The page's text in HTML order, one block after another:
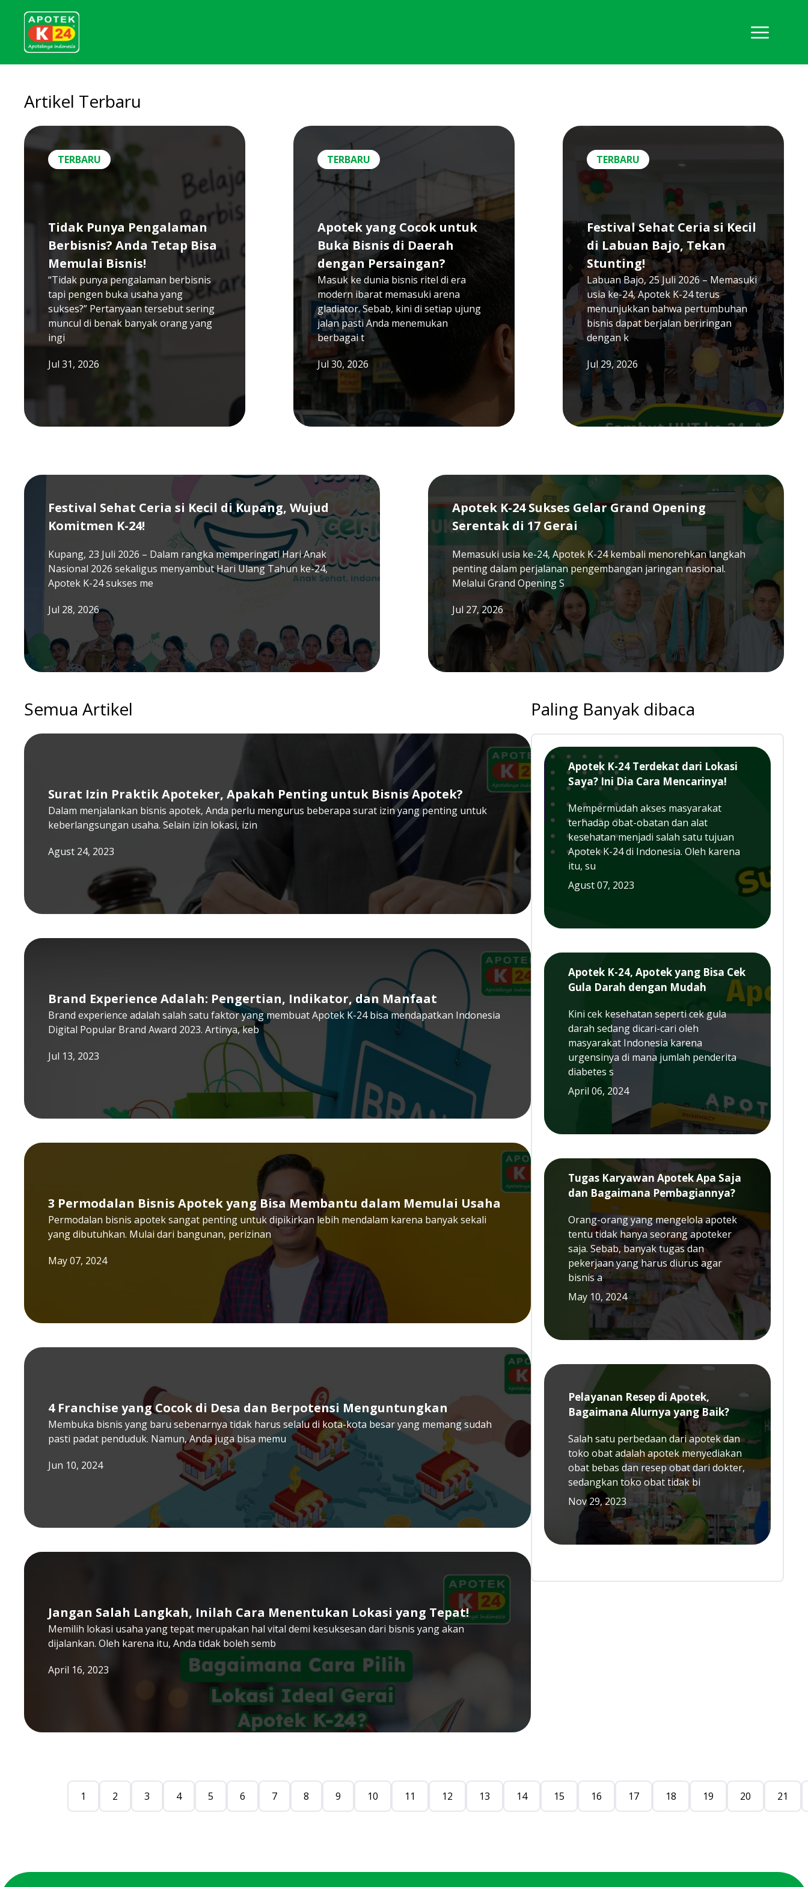
Artikel Terbaru
Tidak Punya Pengalaman
Berbisnis? Anda Tetap Bisa
Memulai Bisnis!
“Tidak punya pengalaman berbisnis
tapi pengen buka usaha yang
sukses?” Pertanyaan tersebut sering
muncul di benak banyak orang yang
ingi
Jul 31, 2026
TERBARU
Apotek yang Cocok untuk
Buka Bisnis di Daerah
dengan Persaingan?
Masuk ke dunia bisnis ritel di era
modern ibarat memasuki arena
gladiator. Sebab, kini di setiap ujung
jalan pasti Anda menemukan
berbagai t
Jul 30, 2026
TERBARU
Festival Sehat Ceria si Kecil
di Labuan Bajo, Tekan
Stunting!
Labuan Bajo, 25 Juli 2026 – Memasuki
usia ke-24, Apotek K-24 terus
menunjukkan bahwa pertumbuhan
bisnis dapat berjalan beriringan
dengan k
Jul 29, 2026
TERBARU
Festival Sehat Ceria si Kecil di Kupang, Wujud
Komitmen K-24!
Kupang, 23 Juli 2026 – Dalam rangka memperingati Hari Anak
Nasional 2026 sekaligus menyambut Hari Ulang Tahun ke-24,
Apotek K-24 sukses me
Jul 28, 2026
Apotek K-24 Sukses Gelar Grand Opening
Serentak di 17 Gerai
Memasuki usia ke-24, Apotek K-24 kembali menorehkan langkah
penting dalam perjalanan pengembangan jaringan nasional.
Melalui Grand Opening S
Jul 27, 2026
Semua Artikel
Surat Izin Praktik Apoteker, Apakah Penting untuk Bisnis Apotek?
Dalam menjalankan bisnis apotek, Anda perlu mengurus beberapa surat izin yang penting untuk
keberlangsungan usaha. Selain izin lokasi, izin
Agust 24, 2023
Brand Experience Adalah: Pengertian, Indikator, dan Manfaat
Brand experience adalah salah satu faktor yang membuat Apotek K-24 bisa mendapatkan Indonesia
Digital Popular Brand Award 2023. Artinya, keb
Jul 13, 2023
3 Permodalan Bisnis Apotek yang Bisa Membantu dalam Memulai Usaha
Permodalan bisnis apotek sangat penting untuk dipikirkan lebih mendalam karena banyak sekali
yang dibutuhkan. Mulai dari bangunan, perizinan
May 07, 2024
4 Franchise yang Cocok di Desa dan Berpotensi Menguntungkan
Membuka bisnis yang baru sebenarnya tidak harus selalu di kota-kota besar yang memang sudah
pasti padat penduduk. Namun, Anda juga bisa memu
Jun 10, 2024
Jangan Salah Langkah, Inilah Cara Menentukan Lokasi yang Tepat!
Memilih lokasi usaha yang tepat merupakan hal vital demi kesuksesan dari bisnis yang akan
dijalankan. Oleh karena itu, Anda tidak boleh semb
April 16, 2023
Paling Banyak dibaca
Apotek K-24 Terdekat dari Lokasi
Saya? Ini Dia Cara Mencarinya!
Mempermudah akses masyarakat
terhadap obat-obatan dan alat
kesehatan menjadi salah satu tujuan
Apotek K-24 di Indonesia. Oleh karena
itu, su
Agust 07, 2023
Apotek K-24, Apotek yang Bisa Cek
Gula Darah dengan Mudah
Kini cek kesehatan seperti cek gula
darah sedang dicari-cari oleh
masyarakat Indonesia karena
urgensinya di mana jumlah penderita
diabetes s
April 06, 2024
Tugas Karyawan Apotek Apa Saja
dan Bagaimana Pembagiannya?
Orang-orang yang mengelola apotek
tentu tidak hanya seorang apoteker
saja. Sebab, banyak tugas dan
pekerjaan yang harus diurus agar
bisnis a
May 10, 2024
Pelayanan Resep di Apotek,
Bagaimana Alurnya yang Baik?
Salah satu perbedaan dari apotek dan
toko obat adalah apotek menyediakan
obat bebas dan resep obat dari dokter,
sedangkan toko obat tidak bi
Nov 29, 2023
1 2 3 4 5 6 7 8 9 10 11 12 13 14 15 16 17 18 19 20 21